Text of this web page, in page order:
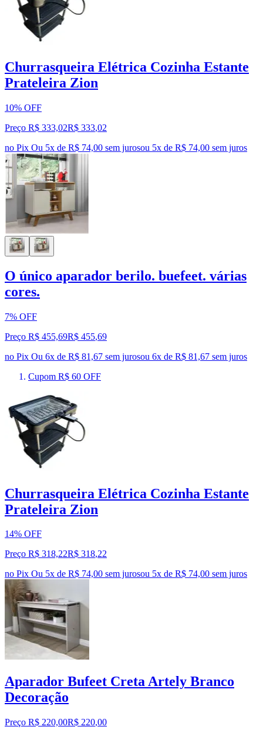
Churrasqueira Elétrica Cozinha Estante
Prateleira Zion
10% OFF
Preço R$ 333,02R$ 333,02
no Pix Ou 5x de R$ 74,00 sem jurosou 5x de R$ 74,00 sem juros
O único aparador berilo. buefeet. várias
cores.
7% OFF
Preço R$ 455,69R$ 455,69
no Pix Ou 6x de R$ 81,67 sem jurosou 6x de R$ 81,67 sem juros
Cupom R$ 60 OFF
Churrasqueira Elétrica Cozinha Estante
Prateleira Zion
14% OFF
Preço R$ 318,22R$ 318,22
no Pix Ou 5x de R$ 74,00 sem jurosou 5x de R$ 74,00 sem juros
Aparador Bufeet Creta Artely Branco
Decoração
Preço R$ 220,00R$ 220,00